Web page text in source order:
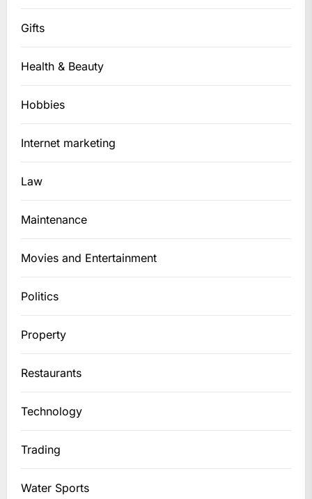
Gifts
Health & Beauty
Hobbies
Internet marketing
Law
Maintenance
Movies and Entertainment
Politics
Property
Restaurants
Technology
Trading
Water Sports